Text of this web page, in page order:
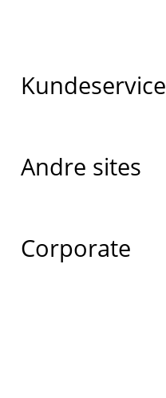
Kundeservice
Andre sites
Corporate